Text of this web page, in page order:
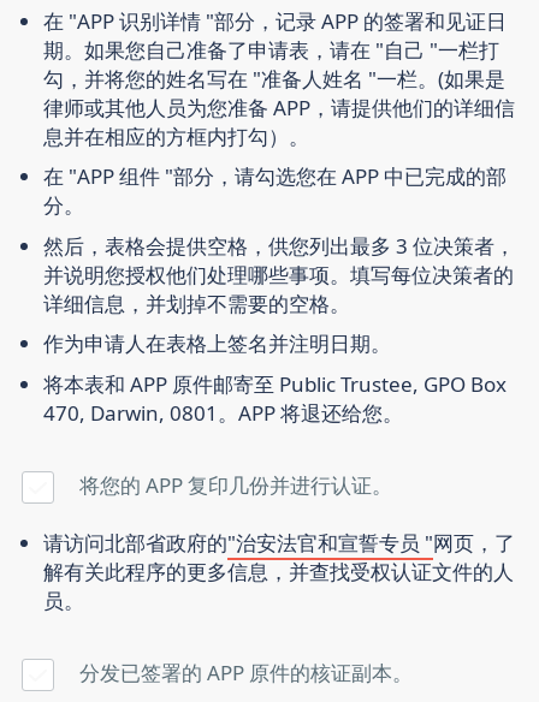
在 "APP 识别详情 "部分，记录 APP 的签署和见证日
期。如果您自己准备了申请表，请在 "自己 "一栏打
勾，并将您的姓名写在 "准备人姓名 "一栏。(如果是
律师或其他人员为您准备 APP，请提供他们的详细信
息并在相应的方框内打勾）。
在 "APP 组件 "部分，请勾选您在 APP 中已完成的部
分。
然后，表格会提供空格，供您列出最多 3 位决策者，
并说明您授权他们处理哪些事项。填写每位决策者的
详细信息，并划掉不需要的空格。
作为申请人在表格上签名并注明日期。
将本表和 APP 原件邮寄至 Public Trustee, GPO Box
470, Darwin, 0801。APP 将退还给您。
将您的 APP 复印几份并进行认证。
请访问北部省政府的"治安法官和宣誓专员 "网页，了
解有关此程序的更多信息，并查找受权认证文件的人
员。
分发已签署的 APP 原件的核证副本。